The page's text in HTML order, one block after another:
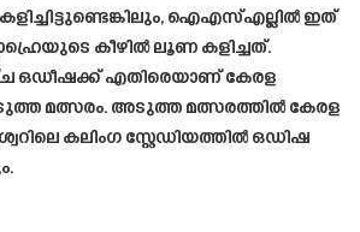
ഐഎസ്എല്ലിൽ ഇത്
കീഴിൽ ലൂണ കളിച്ചത്.
ഒഡീഷക്ക് എതിരെയാണ് കേരള
മത്സരം. അടുത്ത മത്സരത്തിൽ കേരള
കലിംഗ സ്റ്റേഡിയത്തിൽ ഒഡിഷ